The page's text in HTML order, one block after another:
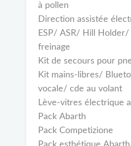
à pollen
Direction assistée
ESP/ ASR/ Hill Holder/
freinage
Kit de secours pour
Kit mains-libres/
vocale/ cde au volant
Lève-vitres électrique
Pack Abarth
Pack Competizione